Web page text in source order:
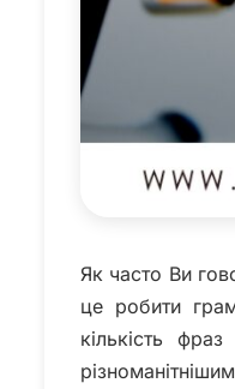
Як часто Ви
це робити
кількість